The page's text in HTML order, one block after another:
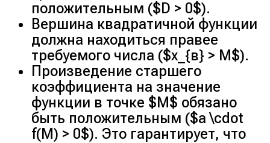
положительным ($D > 0$).
Вершина квадратичной функции
должна находиться правее
требуемого числа ($x_{в} > M$).
Произведение старшего
коэффициента на значение
функции в точке $M$ обязано
быть положительным ($a \cdot
f(M) > 0$). Это гарантирует, что